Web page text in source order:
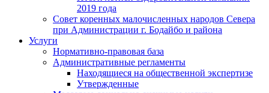
2019 года
Совет коренных малочисленных народов Севера
при Администрации г. Бодайбо и района
Услуги
Нормативно-правовая база
Административные регламенты
Находящиеся на общественной экспертизе
Утвержденные